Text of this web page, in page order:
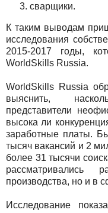
сварщики.
К таким выводам
исследования
2015-2017 годы,
WorldSkills Russia.
WorldSkills Russia
выяснить,
представители
высока ли
заработные платы.
тысяч вакансий и 2
более 31 тысячи
рассматривались
производства, но и в
Исследование